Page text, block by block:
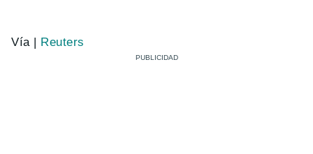
Vía | Reuters